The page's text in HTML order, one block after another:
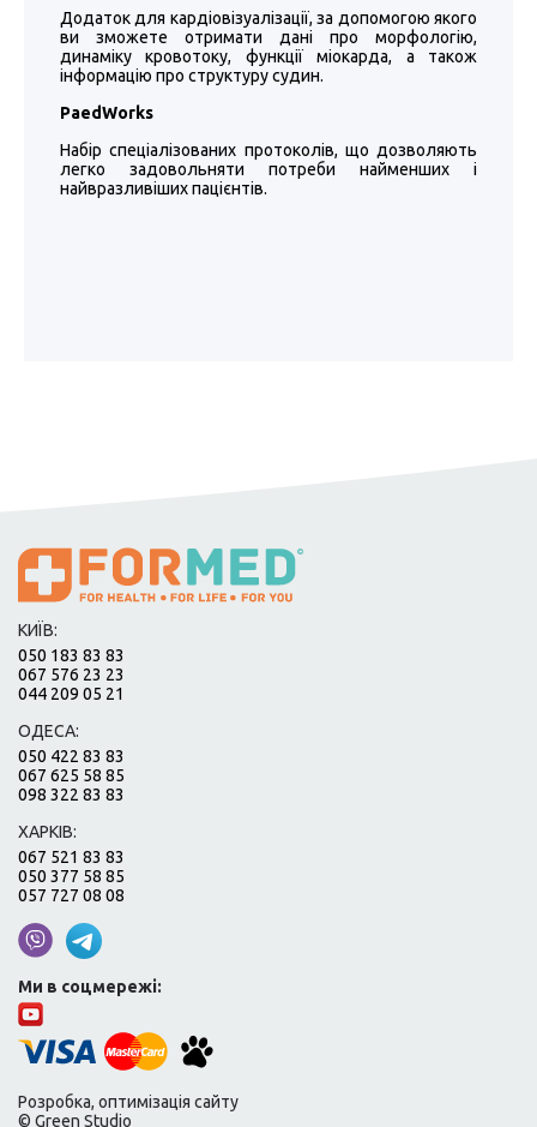
Додаток для кардіовізуалізації, за допомогою якого
ви зможете отримати дані про морфологію,
динаміку кровотоку, функції міокарда, а також
інформацію про структуру судин.
PaedWorks
Набір спеціалізованих протоколів, що дозволяють
легко задовольняти потреби найменших і
найвразливіших пацієнтів.
КИЇВ:
050 183 83 83
067 576 23 23
044 209 05 21
ОДЕСА:
050 422 83 83
067 625 58 85
098 322 83 83
ХАРКІВ:
067 521 83 83
050 377 58 85
057 727 08 08
Ми в соцмережі:
Розробка, оптимізація сайту
© Green Studio